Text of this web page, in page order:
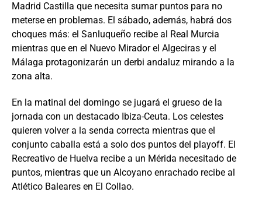
Madrid Castilla que necesita sumar puntos para no
meterse en problemas. El sábado, además, habrá dos
choques más: el Sanluqueño recibe al Real Murcia
mientras que en el Nuevo Mirador el Algeciras y el
Málaga protagonizarán un derbi andaluz mirando a la
zona alta.
En la matinal del domingo se jugará el grueso de la
jornada con un destacado Ibiza-Ceuta. Los celestes
quieren volver a la senda correcta mientras que el
conjunto caballa está a solo dos puntos del playoff. El
Recreativo de Huelva recibe a un Mérida necesitado de
puntos, mientras que un Alcoyano enrachado recibe al
Atlético Baleares en El Collao.